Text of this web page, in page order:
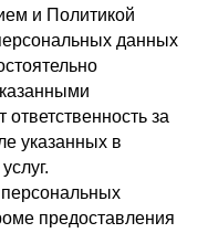
и Политикой
данных
за
указанных в
предоставления